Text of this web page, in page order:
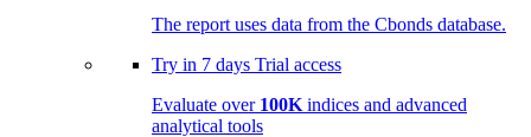
The report uses data from the Cbonds database.
Try in 7 days Trial access
Evaluate over 100K indices and advanced
analytical tools